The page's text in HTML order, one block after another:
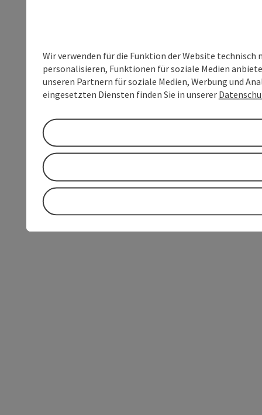
Wir verwenden für die Funktion der Website
personalisieren, Funktionen für soziale Medien
unseren Partnern für soziale Medien, Werbung und
eingesetzten Diensten finden Sie in unserer